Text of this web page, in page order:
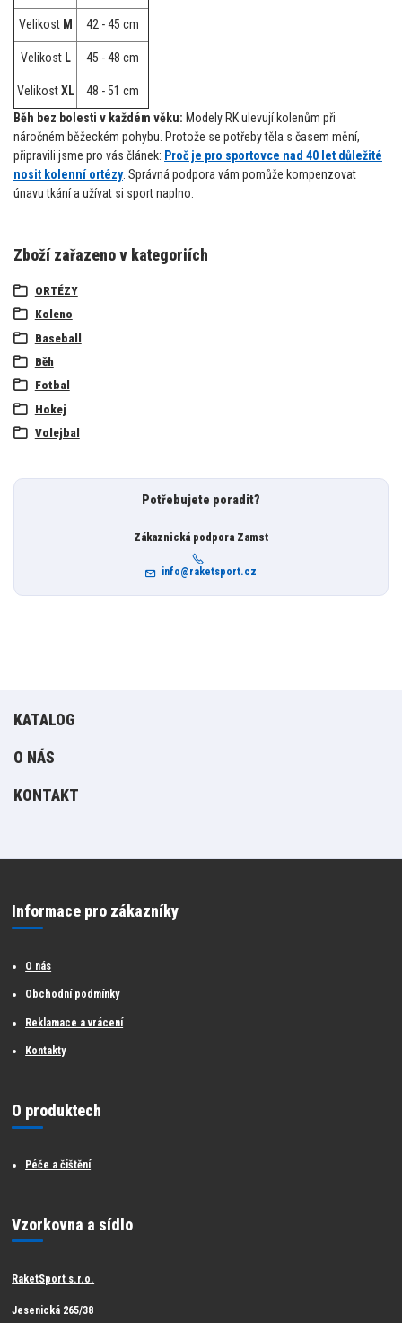
Velikost M 42 - 45 cm
Velikost L 45 - 48 cm
VelikostXL
48 - 51 cm
Běh bez bolesti v každém věku: Modely RK ulevují kolenům při
náročném běžeckém pohybu. Protože se potřeby těla s časem mění,
připravili jsme pro vás článek: Proč je pro sportovce nad 40 let důležité
nosit kolenní ortézy. Správná podpora vám pomůže kompenzovat
únavu tkání a užívat si sport naplno.
Zboží zařazeno v kategoriích
ORTÉZY
Koleno
Baseball
Běh
Fotbal
Hokej
Volejbal
Potřebujete poradit?
Zákaznická podpora Zamst
info@raketsport.cz
KATALOG
O NÁS
KONTAKT
Informace pro zákazníky
O nás
Obchodní podmínky
Reklamace a vrácení
Kontakty
O produktech
Péče a čištění
Vzorkovna a sídlo
RaketSport s.r.o.
Jesenická 265/38